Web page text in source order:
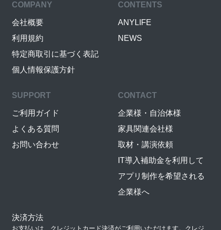
COMPANY
会社概要
利用規約
特定商取引に基づく表記
個人情報保護方針
CONTENTS
ANYLIFE
NEWS
SUPPORT
ご利用ガイド
よくある質問
お問い合わせ
CONTACT
企業様・自治体様
家具関連会社様
取材・講演依頼
IT導入補助金を利用して
アプリ制作を希望される
企業様へ
決済方法
お支払いは、クレジットカード決済がご利用いただけます。クレジ